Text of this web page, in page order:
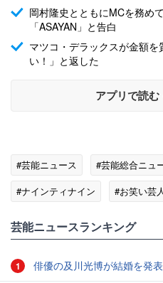
岡村隆史とともにMCを務め
「ASAYAN」と告白
マツコ・デラックスが金額
い！」と返した
アプリで読む
#芸能ニュース #芸能総合ニュ
#ナインティナイン
#お笑い芸
芸能ニュースランキング
1 俳優の及川光博が結婚を発表